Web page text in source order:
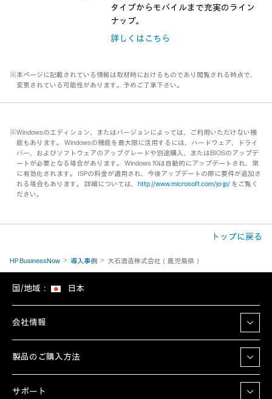
タイプからモバイルまで充実のライン
ナップ。
詳しくはこちら
※本ページに記載されている情報は取材時におけるものであり閲覧される時点で、
変更されている可能性があります。予めご了承下さい。
※Windowsのエディション、またはバージョンによっては、ご利用いただけない機
能もあります。 Windowsの機能を最大限に活用するには、ハードウェア、ドライ
バー、およびソフトウェアのアップグレードや別途購入、またはBIOSのアップデ
ートが必要となる場合があります。 Windows 10は自動的にアップデートされ、常
に有効化されます。 ISPの料金が適用され、今後アップデートの際に要件が追加さ
れる場合もあります。 詳細については、 http://www.microsoft.com/ja-jp/ をご覧く
ださい。
トップに戻る
HP BusinessNow 導入事例 大石酒造株式会社（鹿児島県）
国/地域： 日本
会社情報
製品のご購入方法
サポート